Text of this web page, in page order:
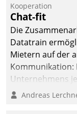
Kooperation
Chat-fit
Die
Datatrain
Mietern auf der
Kommunikation:
Unternehmens
Mitarbeiter oder
Andreas